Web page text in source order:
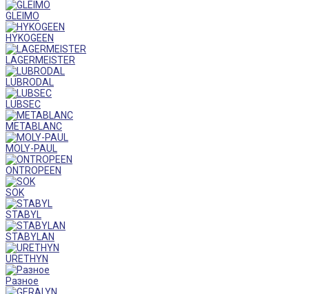
GLEIMO
HYKOGEEN
LAGERMEISTER
LUBRODAL
LUBSEC
METABLANC
MOLY-PAUL
ONTROPEEN
SOK
STABYL
STABYLAN
URETHYN
Разное